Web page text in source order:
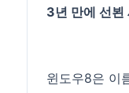
3년 만에 선뵌
윈도우8은 이